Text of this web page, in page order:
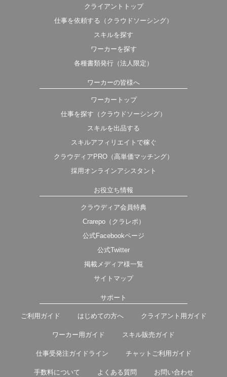
クライアントトップ
仕事を依頼する（クラウドソーシング）
スキルを探す
ワーカーを探す
各種書類発行（法人限定）
ワーカーの皆様へ
ワーカートップ
仕事を探す（クラウドソーシング）
スキルを出品する
スキルアフィリエイトで稼ぐ
クラウディアPRO（高単価マッチング）
採用オンラインアシスタント
お役立ち情報
クラウディア会員特典
Crarepo（クラレポ）
公式Facebookページ
公式Twitter
掲載メディア様一覧
サイトマップ
サポート
ご利用ガイド はじめての方へ クライアント用ガイド
ワーカー用ガイド スキル販売ガイド
仕事受発注ガイドライン チャットご利用ガイド
手数料について よくある質問 お問い合わせ